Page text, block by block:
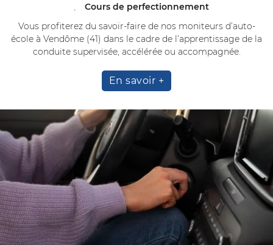
Cours de perfectionnement
Vous profiterez du savoir-faire de nos moniteurs d’auto-
école à Vendôme (41) dans le cadre de l’apprentissage de la
conduite supervisée, accélérée ou accompagnée.
En savoir +